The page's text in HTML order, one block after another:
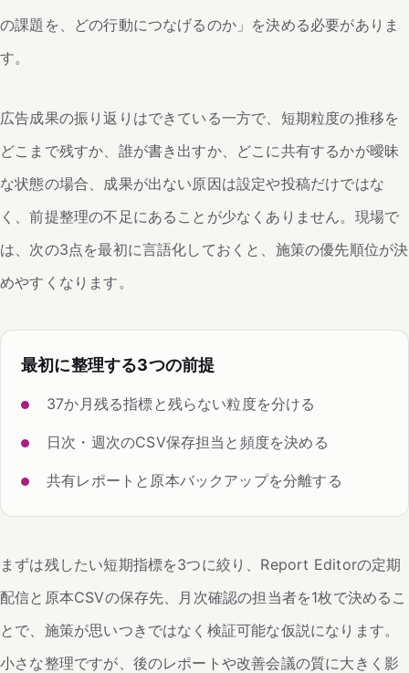
の課題を、どの行動につなげるのか」を決める必要がありま
す。
広告成果の振り返りはできている一方で、短期粒度の推移を
どこまで残すか、誰が書き出すか、どこに共有するかが曖昧
な状態の場合、成果が出ない原因は設定や投稿だけではな
く、前提整理の不足にあることが少なくありません。現場で
は、次の3点を最初に言語化しておくと、施策の優先順位が決
めやすくなります。
最初に整理する3つの前提
37か月残る指標と残らない粒度を分ける
日次・週次のCSV保存担当と頻度を決める
共有レポートと原本バックアップを分離する
まずは残したい短期指標を3つに絞り、Report Editorの定期
配信と原本CSVの保存先、月次確認の担当者を1枚で決めるこ
とで、施策が思いつきではなく検証可能な仮説になります。
小さな整理ですが、後のレポートや改善会議の質に大きく影